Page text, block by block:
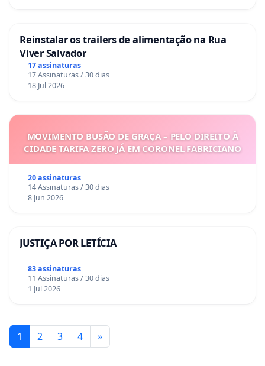
Reinstalar os trailers de alimentação na Rua
Viver Salvador
17 assinaturas
17 Assinaturas / 30 dias
18 Jul 2026
MOVIMENTO BUSÃO DE GRAÇA – PELO DIREITO À
CIDADE TARIFA ZERO JÁ EM CORONEL FABRICIANO
20 assinaturas
14 Assinaturas / 30 dias
8 Jun 2026
JUSTIÇA POR LETÍCIA
83 assinaturas
11 Assinaturas / 30 dias
1 Jul 2026
1 2 3 4 »